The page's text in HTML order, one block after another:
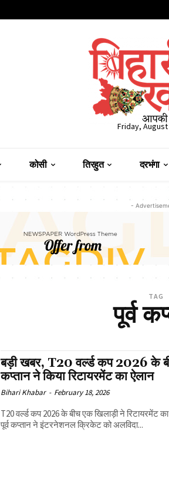
Friday, August
कोसी तिरहुत दरभंगा
-
TAG
पूर्व
बड़ी खबर, T20 वर्ल्ड कप 2026 के
कप्तान ने किया रिटायरमेंट का ऐलान
Bihari Khabar - February 18, 2026
T20 वर्ल्ड कप 2026 के बीच एक खिलाड़ी ने रिटायरमेंट
पूर्व कप्तान ने इंटरनेशनल क्रिकेट को अलविदा...